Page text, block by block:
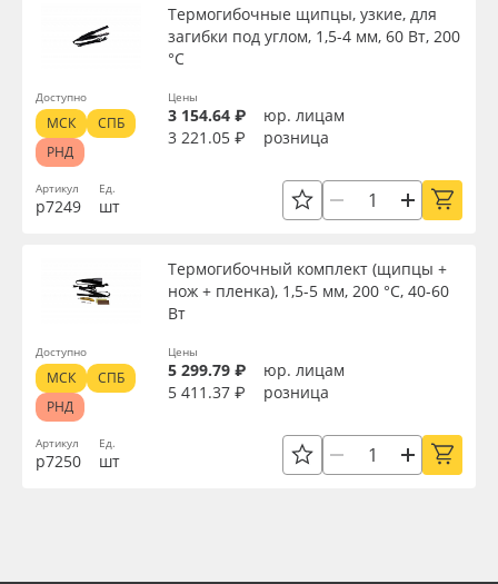
Orajet 3640
ПЭТ листовой
ПЭТ бэклит
Вспененный ПВХ
Заготовки для сувениров
Артикул
р7249
Термогибочные щипцы, узкие, для
загибки под углом, 1,5-4 мм, 60 Вт, 200
°С
Ед.
шт
Цены
3 154.64 ₽
юр. лицам
3 221.05 ₽
розница
Доступно
МСК
СПБ
РНД
Артикул
р7250
Термогибочный комплект (щипцы +
нож + пленка), 1,5-5 мм, 200 °С, 40-60
Вт
Ед.
шт
Цены
5 299.79 ₽
юр. лицам
5 411.37 ₽
розница
Доступно
МСК
СПБ
РНД